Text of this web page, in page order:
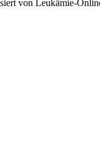
von Leukämie-